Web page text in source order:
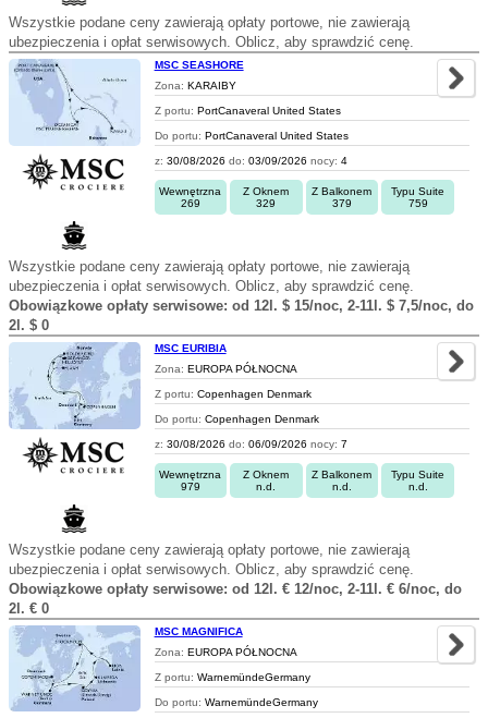
Wszystkie podane ceny zawierają opłaty portowe, nie zawierają
ubezpieczenia i opłat serwisowych. Oblicz, aby sprawdzić cenę.
MSC SEASHORE
Zona: KARAIBY
Z portu: PortCanaveral United States
Do portu: PortCanaveral United States
z: 30/08/2026 do: 03/09/2026 nocy: 4
Wewnętrzna
269
Z Oknem
329
Z Balkonem
379
Typu Suite
759
Wszystkie podane ceny zawierają opłaty portowe, nie zawierają
ubezpieczenia i opłat serwisowych. Oblicz, aby sprawdzić cenę.
Obowiązkowe opłaty serwisowe: od 12l. $ 15/noc, 2-11l. $ 7,5/noc, do
2l. $ 0
MSC EURIBIA
Zona: EUROPA PÓŁNOCNA
Z portu: Copenhagen Denmark
Do portu: Copenhagen Denmark
z: 30/08/2026 do: 06/09/2026 nocy: 7
Wewnętrzna
979
Z Oknem
n.d.
Z Balkonem
n.d.
Typu Suite
n.d.
Wszystkie podane ceny zawierają opłaty portowe, nie zawierają
ubezpieczenia i opłat serwisowych. Oblicz, aby sprawdzić cenę.
Obowiązkowe opłaty serwisowe: od 12l. € 12/noc, 2-11l. € 6/noc, do
2l. € 0
MSC MAGNIFICA
Zona: EUROPA PÓŁNOCNA
Z portu: WarnemündeGermany
Do portu: WarnemündeGermany